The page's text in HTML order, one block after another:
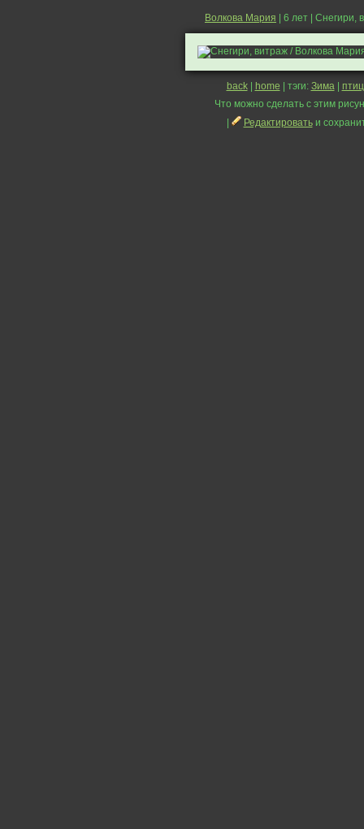
Волкова Мария | 6 лет | Снегири,
back| home | тэги: Зима|
Что можно сделать с этим
Редактироватьи